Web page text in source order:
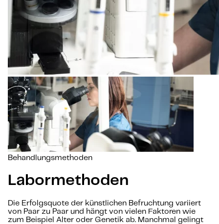
Behandlungsmethoden
Labormethoden
Die Erfolgsquote der künstlichen Befruchtung variiert
von Paar zu Paar und hängt von vielen Faktoren wie
zum Beispiel Alter oder Genetik ab. Manchmal gelingt